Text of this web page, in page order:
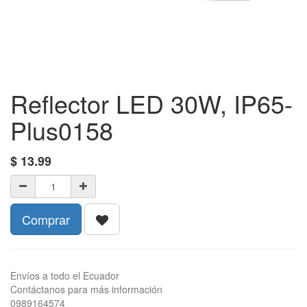
Reflector LED 30W, IP65-
Plus0158
$ 13.99
Comprar
Envíos a todo el Ecuador
Contáctanos para más información
0989164574